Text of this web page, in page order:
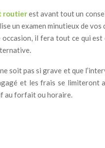
routierest avant tout un
un examen minutieux de
occasion, il fera tout ce qui
soit pas si grave et que
et les frais se limiteront
au forfait ou horaire.